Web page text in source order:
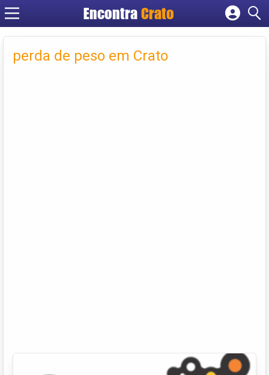
Encontra Crato
Cadastrar empresa
Criar conta
perda de peso em Crato